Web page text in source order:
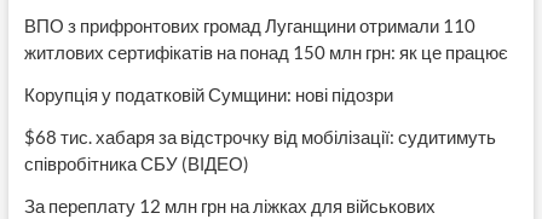
ВПО з прифронтових громад Луганщини отримали 110
житлових сертифікатів на понад 150 млн грн: як це працює
Корупція у податковій Сумщини: нові підозри
$68 тис. хабаря за відстрочку від мобілізації: судитимуть
співробітника СБУ (ВІДЕО)
За переплату 12 млн грн на ліжках для військових